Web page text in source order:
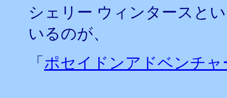
シェリー ウィンタースと
いるのが、
「 ポセイドンアドベンチャ